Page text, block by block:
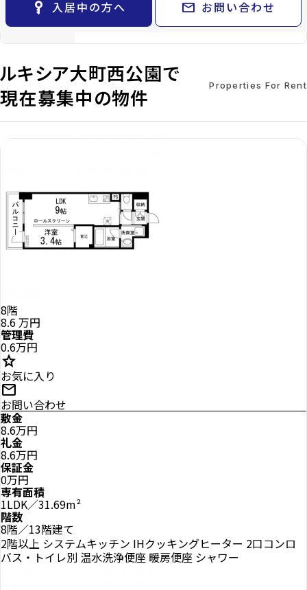
検索条件
閲覧履歴 keyboard_arrow_right
ご購入の流れ・諸費用 keyboard_arrow_right
key_vertical 入居中の方へ mail お問い合わせ
備考 -
ルキシア大町西公園で
現在募集中の物件
Properties For Rent
8階
8.6万円
管理費
0.6万円
star
お気に入り
mail
お問い合わせ
敷金
8.6万円
礼金
8.6万円
保証金
0万円
専有面積
1LDK／31.69m²
階数
8階／13階建て
2階以上 システムキッチン IHクッキングヒーター 2口コンロ
バス・トイレ別 温水洗浄便座 暖房便座 シャワー